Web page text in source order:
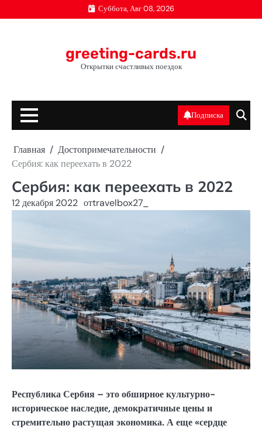
к
Суббота, Авг 08, 2026
greeting-cards.ru
Открытки счастливых поездок
Подписка
Главная
Достопримечательности
Сербия: как переехать в 2022
Сербия: как переехать в 2022
12 декабря 2022 отtravelbox27_
Республика Сербия – это обширное культурно-
историческое наследие, демократичные цены и
стремительно растущая экономика. А еще «сердце